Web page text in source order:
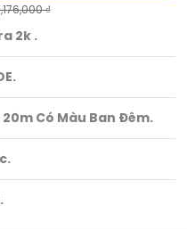
₫
2k .
Có Màu Ban Ðêm.